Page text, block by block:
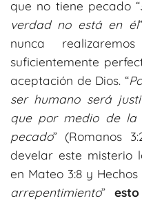
que no tiene pecado “
verdad no está en él
nunca
suficientemente
aceptación de Dios. “
ser humano será
que por medio de la
pecado” (Romanos
develar este misterio
en Mateo 3:8 y Hechos
arrepentimiento”